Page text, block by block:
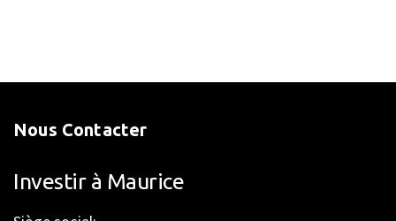
Nous Contacter
Investir à Maurice